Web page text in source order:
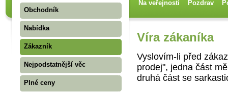
Na veřejnosti
Pozdrav
Obchodník
Nabídka
Zákazník
Nejpodstatnější věc
Plné ceny
Víra zákaníka
Vyslovím-li před
prodej", jedna část
druhá část se